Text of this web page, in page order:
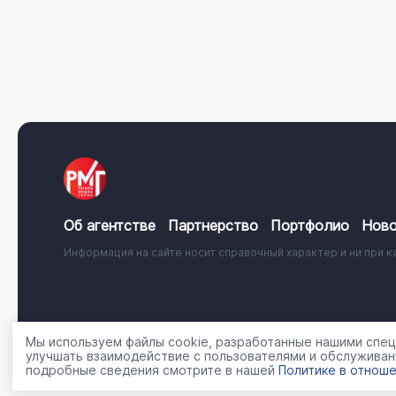
Об агентстве Партнерство Портфолио
Информация на сайте носит справочный характер и ни при
© 2001 - 2026, ООО «Регион Медиа Групп» Политика
Мы используем файлы cookie, разработанные нашими
улучшать взаимодействие с пользователями и
подробные сведения смотрите в нашей Политике в